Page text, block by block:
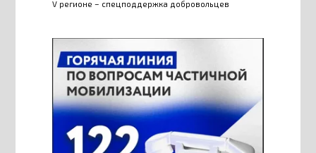
V регионе – спецподдержка добровольцев